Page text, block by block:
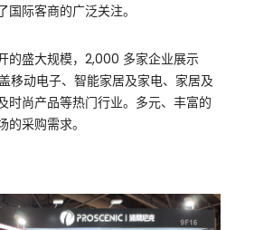
际客商的广泛关注。
的盛大规模，2,000 多家企业展示
移动电子、智能家居及家电、家居及
时尚产品等热门行业。多元、丰富的
采购需求。